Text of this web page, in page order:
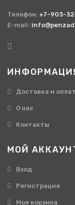
Телефон: +7-903-
E-mail:
Доставка и
О нас
Контакты
МОЙ
Вход
Регистрация
Моя корзина